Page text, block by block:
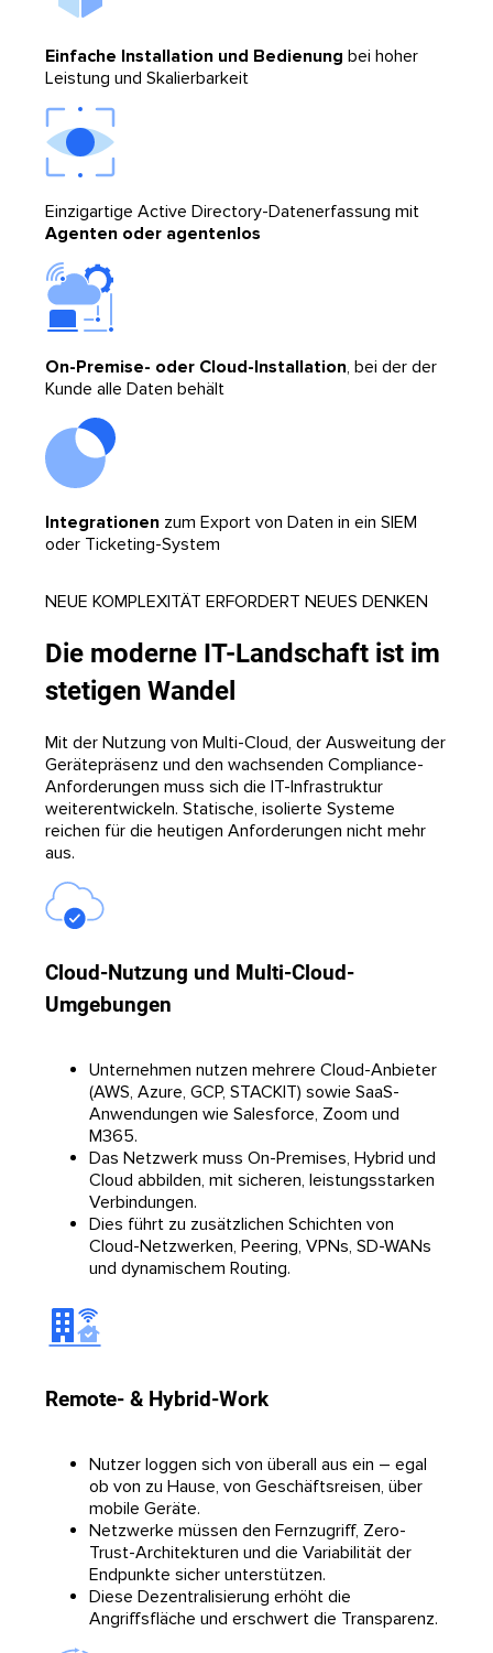
Einfache Installation und Bedienung bei hoher
Leistung und Skalierbarkeit
Einzigartige Active Directory-Datenerfassung mit
Agenten oder agentenlos
On-Premise- oder Cloud-Installation, bei der der
Kunde alle Daten behält
Integrationen zum Export von Daten in ein SIEM
oder Ticketing-System
NEUE KOMPLEXITÄT ERFORDERT NEUES DENKEN
Die moderne IT-Landschaft ist im
stetigen Wandel
Mit der Nutzung von Multi-Cloud, der Ausweitung der
Gerätepräsenz und den wachsenden Compliance-
Anforderungen muss sich die IT-Infrastruktur
weiterentwickeln. Statische, isolierte Systeme
reichen für die heutigen Anforderungen nicht mehr
aus.
Cloud-Nutzung und Multi-Cloud-
Umgebungen
Unternehmen nutzen mehrere Cloud-Anbieter
(AWS, Azure, GCP, STACKIT) sowie SaaS-
Anwendungen wie Salesforce, Zoom und
M365.
Das Netzwerk muss On-Premises, Hybrid und
Cloud abbilden, mit sicheren, leistungsstarken
Verbindungen.
Dies führt zu zusätzlichen Schichten von
Cloud-Netzwerken, Peering, VPNs, SD-WANs
und dynamischem Routing.
Remote- & Hybrid-Work
Nutzer loggen sich von überall aus ein – egal
ob von zu Hause, von Geschäftsreisen, über
mobile Geräte.
Netzwerke müssen den Fernzugriff, Zero-
Trust-Architekturen und die Variabilität der
Endpunkte sicher unterstützen.
Diese Dezentralisierung erhöht die
Angriffsfläche und erschwert die Transparenz.